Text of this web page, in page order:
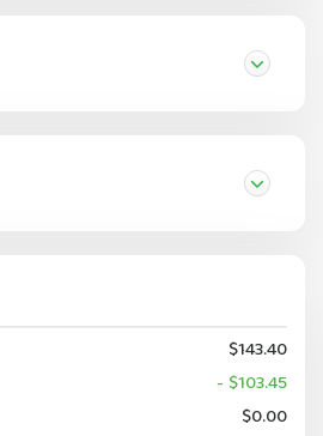
$143.40
- $103.45
$0.00